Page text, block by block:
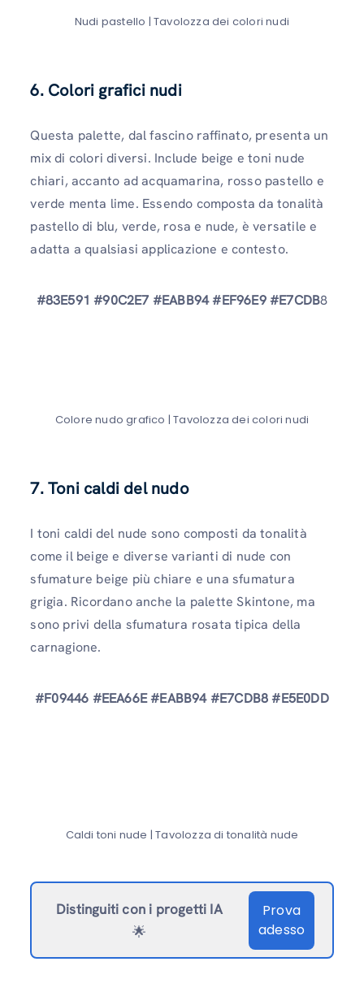
Nudi pastello | Tavolozza dei colori nudi
6. Colori grafici nudi
Questa palette, dal fascino raffinato, presenta un
mix di colori diversi. Include beige e toni nude
chiari, accanto ad acquamarina, rosso pastello e
verde menta lime. Essendo composta da tonalità
pastello di blu, verde, rosa e nude, è versatile e
adatta a qualsiasi applicazione e contesto.
#83E591 #90C2E7 #EABB94 #EF96E9 #E7CDB8
Colore nudo grafico | Tavolozza dei colori nudi
7. Toni caldi del nudo
I toni caldi del nude sono composti da tonalità
come il beige e diverse varianti di nude con
sfumature beige più chiare e una sfumatura
grigia. Ricordano anche la palette Skintone, ma
sono privi della sfumatura rosata tipica della
carnagione.
#F09446 #EEA66E #EABB94 #E7CDB8 #E5E0DD
Caldi toni nude | Tavolozza di tonalità nude
Distinguiti con i progetti IA
🌟
Prova
adesso